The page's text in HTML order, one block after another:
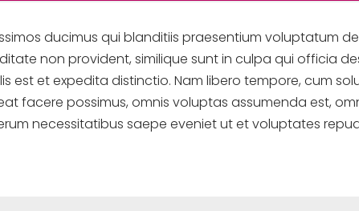
ducimus qui blanditiis praesentium voluptatum
non provident, similique sunt in culpa qui officia
est et expedita distinctio. Nam libero tempore, cum
facere possimus, omnis voluptas assumenda est,
necessitatibus saepe eveniet ut et voluptates